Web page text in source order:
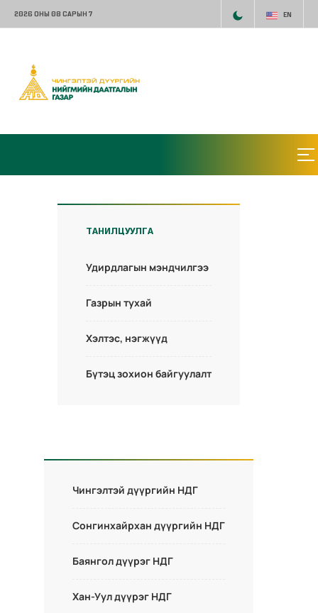
2026 ОНЫ 08 САРЫН 7 EN
ТАНИЛЦУУЛГА
Удирдлагын мэндчилгээ
Газрын тухай
Хэлтэс, нэгжүүд
Бүтэц зохион байгуулалт
Чингэлтэй дүүргийн НДГ
Сонгинхайрхан дүүргийн НДГ
Баянгол дүүрэг НДГ
Хан-Уул дүүрэг НДГ